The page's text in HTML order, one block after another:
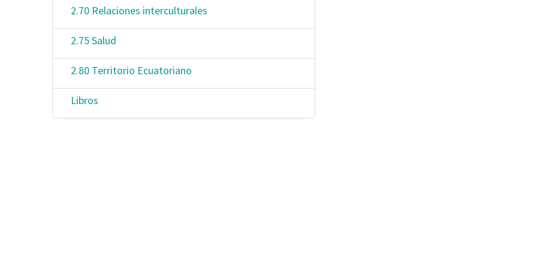
2.70 Relaciones interculturales
2.75 Salud
2.80 Territorio Ecuatoriano
Libros